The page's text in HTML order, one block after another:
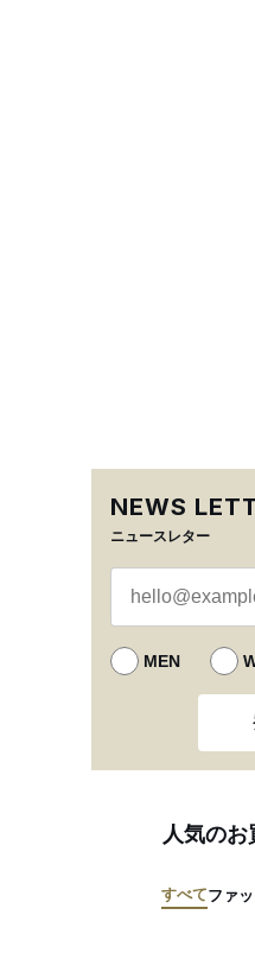
NEWS
ニュースレター
MEN
人気のお
すべてファ